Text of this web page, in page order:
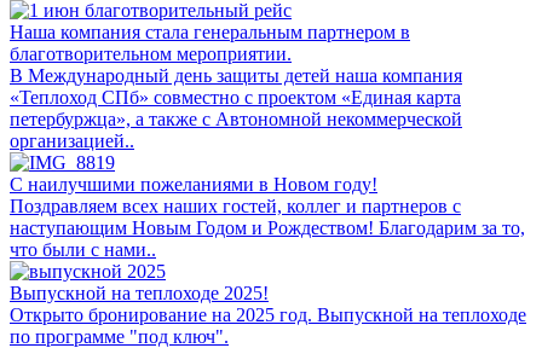
Наша компания стала генеральным партнером в
благотворительном мероприятии.
В Международный день защиты детей наша компания
«Теплоход СПб» совместно с проектом «Единая карта
петербуржца», а также с Автономной некоммерческой
организацией..
С наилучшими пожеланиями в Новом году!
Поздравляем всех наших гостей, коллег и партнеров с
наступающим Новым Годом и Рождеством! Благодарим за то,
что были с нами..
Выпускной на теплоходе 2025!
Открыто бронирование на 2025 год. Выпускной на теплоходе
по программе "под ключ".